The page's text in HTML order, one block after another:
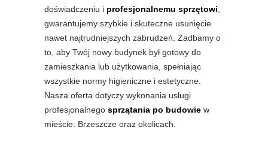
doświadczeniu i profesjonalnemu sprzętowi
gwarantujemy szybkie i skuteczne usunięcie
nawet najtrudniejszych zabrudzeń. Zadbamy o
to, aby Twój nowy budynek był gotowy do
zamieszkania lub użytkowania, spełniając
wszystkie normy higieniczne i estetyczne.
Nasza oferta dotyczy wykonania usługi
profesjonalnego sprzątania po budowie w
mieście: Brzeszcze oraz okolicach.